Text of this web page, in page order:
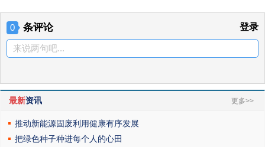
0 条评论 登录
来说两句吧...
最新资讯 更多>>
推动新能源固废利用健康有序发展
把绿色种子种进每个人的心田